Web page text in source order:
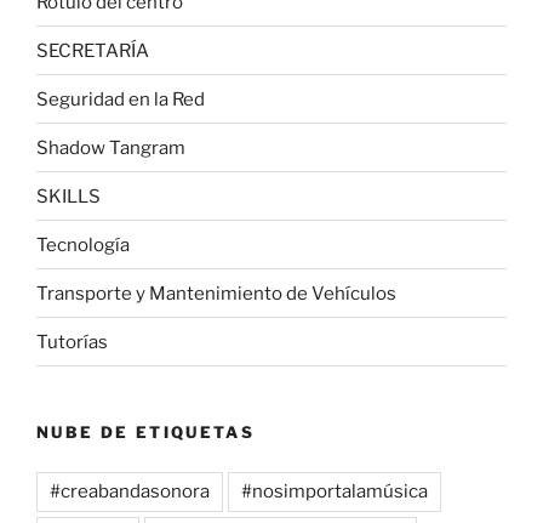
SECRETARÍA
Seguridad en la Red
Shadow Tangram
SKILLS
Tecnología
Transporte y Mantenimiento de Vehículos
Tutorías
NUBE DE ETIQUETAS
#creabandasonora #nosimportalamúsica